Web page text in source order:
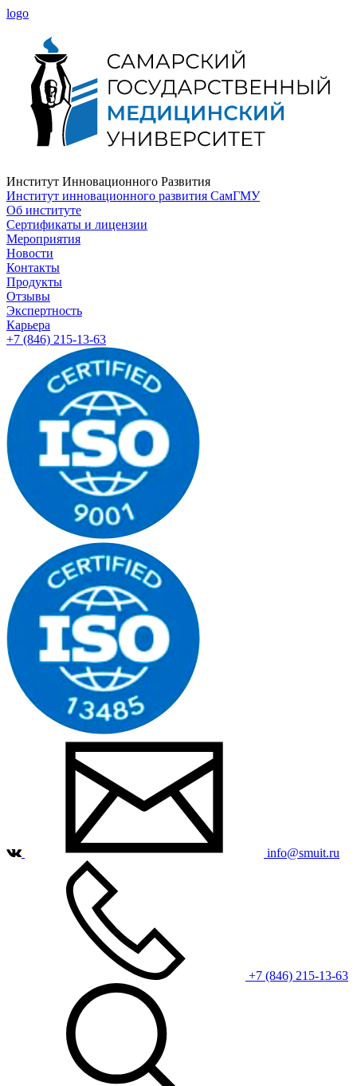
logo
Институт Инновационного Развития
Институт инновационного развития СамГМУ
Об институте
Сертификаты и лицензии
Мероприятия
Новости
Контакты
Продукты
Отзывы
Экспертность
Карьера
+7 (846) 215-13-63
info@smuit.ru
+7 (846) 215-13-63